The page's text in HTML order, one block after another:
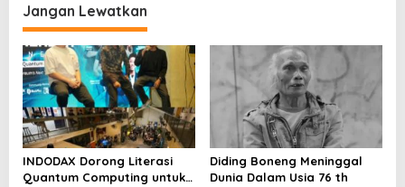
Metro Bekasi Kota
Jangan Lewatkan
INDODAX Dorong Literasi
Quantum Computing untuk
Diding Boneng Meninggal
Dunia Dalam Usia 76 th